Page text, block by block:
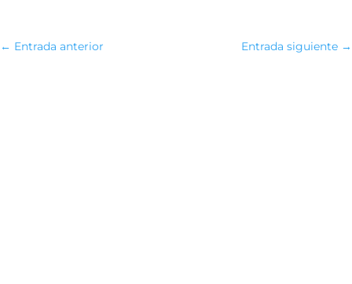
← Entrada anterior Entrada siguiente →